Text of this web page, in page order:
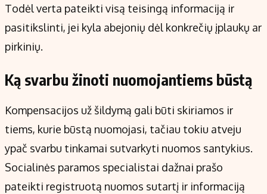
Todėl verta pateikti visą teisingą informaciją ir
pasitikslinti, jei kyla abejonių dėl konkrečių įplaukų ar
pirkinių.
Ką svarbu žinoti nuomojantiems būstą
Kompensacijos už šildymą gali būti skiriamos ir
tiems, kurie būstą nuomojasi, tačiau tokiu atveju
ypač svarbu tinkamai sutvarkyti nuomos santykius.
Socialinės paramos specialistai dažnai prašo
pateikti registruotą nuomos sutartį ir informaciją